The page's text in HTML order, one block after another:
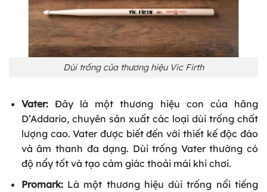
Dùi trống của thương hiệu Vic Firth
Vater: Đây là một thương hiệu con của hãng
D’Addario, chuyên sản xuất các loại dùi trống chất
lượng cao. Vater được biết đến với thiết kế độc đáo
và âm thanh đa dạng. Dùi trống Vater thường có
độ nẩy tốt và tạo cảm giác thoải mái khi chơi.
Promark: Là một thương hiệu dùi trống nổi tiếng